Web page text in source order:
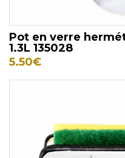
Pot en verre
1.3L 135028
5.50€